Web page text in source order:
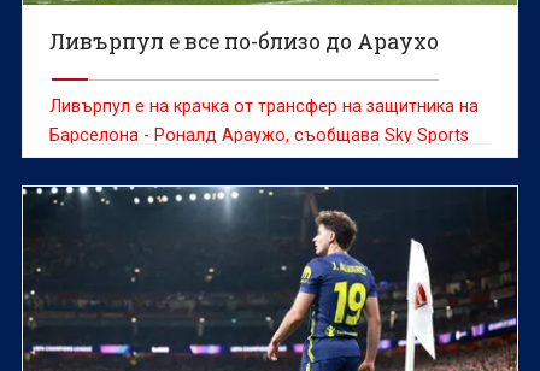
Ливърпул е все по-близо до Араухо
Ливърпул е на крачка от трансфер на защитника на
Барселона - Роналд Араужо, съобщава Sky Sports